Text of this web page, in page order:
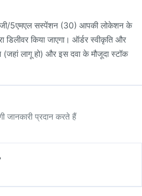
5एमएल सस्पेंशन (30) आपकी लोकेशन के
डिलीवर किया जाएगा। ऑर्डर स्वीकृति और
(जहां लागू हो) और इस दवा के मौजूदा स्टॉक
जानकारी प्रदान करते हैं